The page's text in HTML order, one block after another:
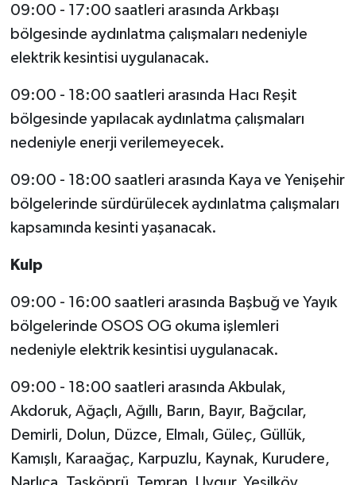
09:00 - 17:00 saatleri arasında Arkbaşı
bölgesinde aydınlatma çalışmaları nedeniyle
elektrik kesintisi uygulanacak.
09:00 - 18:00 saatleri arasında Hacı Reşit
bölgesinde yapılacak aydınlatma çalışmaları
nedeniyle enerji verilemeyecek.
09:00 - 18:00 saatleri arasında Kaya ve Yenişehir
bölgelerinde sürdürülecek aydınlatma çalışmaları
kapsamında kesinti yaşanacak.
Kulp
09:00 - 16:00 saatleri arasında Başbuğ ve Yayık
bölgelerinde OSOS OG okuma işlemleri
nedeniyle elektrik kesintisi uygulanacak.
09:00 - 18:00 saatleri arasında Akbulak,
Akdoruk, Ağaçlı, Ağıllı, Barın, Bayır, Bağcılar,
Demirli, Dolun, Düzce, Elmalı, Güleç, Güllük,
Kamışlı, Karaağaç, Karpuzlu, Kaynak, Kurudere,